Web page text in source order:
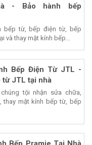
- Bảo hành bếp
bếp từ, bếp điện từ, bếp
và thay mặt kính bếp...
Bếp Điện Từ JTL -
từ JTL tại nhà
tội nhận sửa chữa,
thay mặt kính bếp từ, bếp